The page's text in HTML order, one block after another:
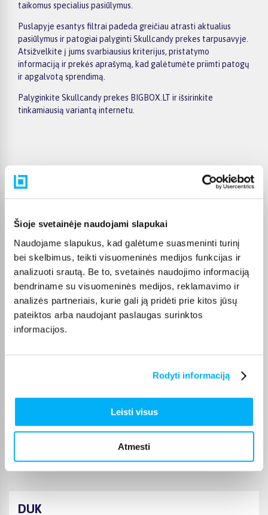
Šioje svetainėje naudojami slapukai
Naudojame slapukus, kad galėtume suasmeninti turinį
bei skelbimus, teikti visuomeninės medijos funkcijas ir
analizuoti srautą. Be to, svetainės naudojimo informaciją
bendriname su visuomeninės medijos, reklamavimo ir
analizės partneriais, kurie gali ją pridėti prie kitos jūsų
pateiktos arba naudojant paslaugas surinktos
informacijos.
Rodyti informaciją
Leisti visus
Atmesti
taikomus specialius pasiūlymus.
Puslapyje esantys filtrai padeda greičiau atrasti aktualius
pasiūlymus ir patogiai palyginti Skullcandy prekes tarpusavyje.
Atsižvelkite į jums svarbiausius kriterijus, pristatymo
informaciją ir prekės aprašymą, kad galėtumėte priimti patogų
ir apgalvotą sprendimą.
Palyginkite Skullcandy prekes BIGBOX.LT ir išsirinkite
tinkamiausią variantą internetu.
Pirkėjų atsiliepimai apie prekes
Patvirtintas pirkėjas
Viskas labai gerai - ANC, garsas, patogumas.
Jurgita C.
Ausinės kokybiškos, lengvos, geras garsas. Pristatymas labai greitas.
DUK